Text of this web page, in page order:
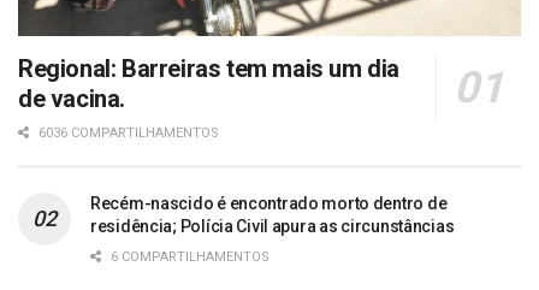
Regional: Barreiras tem mais um dia
de vacina.
6036 COMPARTILHAMENTOS
Recém-nascido é encontrado morto dentro de
residência; Polícia Civil apura as circunstâncias
6 COMPARTILHAMENTOS